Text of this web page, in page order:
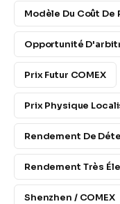
Modèle Du Coût De
Opportunité
Prix Futur COMEX
Prix Physique
Rendement De
Rendement Très
Shenzhen / COMEX